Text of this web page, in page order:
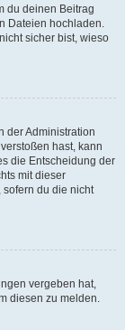
du deinen Beitrag
Dateien hochladen.
sicher bist, wieso
der Administration
hast, kann
die Entscheidung der
mit dieser
sofern du die nicht
vergeben hat,
diesen zu melden.